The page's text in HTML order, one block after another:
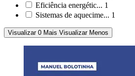
Eficiência energétic... 1
Sistemas de aquecime... 1
Visualizar 0 Mais Visualizar Menos